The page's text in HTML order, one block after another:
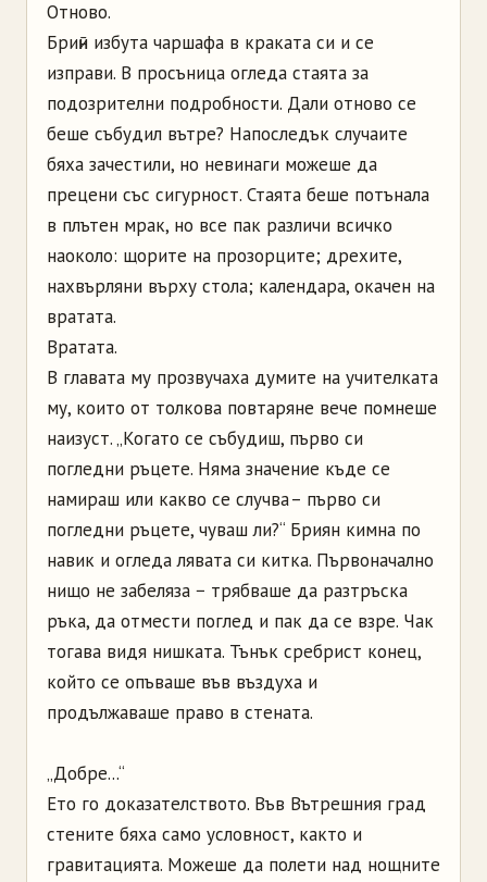
Отново.
Бриӣн избута чаршафа в краката си и се
изправи. В просъница огледа стаята за
подозрителни подробности. Дали отново се
беше събудил вътре? Напоследък случаите
бяха зачестили, но невинаги можеше да
прецени със сигурност. Стаята беше потънала
в плътен мрак, но все пак различи всичко
наоколо: щорите на прозорците; дрехите,
нахвърляни върху стола; календара, окачен на
вратата.
Вратата.
В главата му прозвучаха думите на учителката
му, които от толкова повтаряне вече помнеше
наизуст. „Когато се събудиш, първо си
погледни ръцете. Няма значение къде се
намираш или какво се случва – първо си
погледни ръцете, чуваш ли?“ Бриян кимна по
навик и огледа лявата си китка. Първоначално
нищо не забеляза − трябваше да разтръска
ръка, да отмести поглед и пак да се взре. Чак
тогава видя нишката. Тънък сребрист конец,
който се опъваше във въздуха и
продължаваше право в стената.
„Добре...“
Ето го доказателството. Във Вътрешния град
стените бяха само условност, както и
гравитацията. Можеше да полети над нощните